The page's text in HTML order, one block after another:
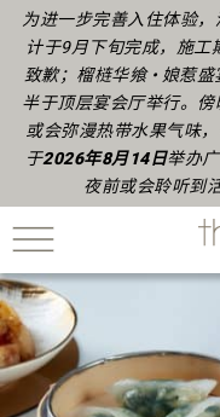
为进一步完善入住体验
计于9月下旬完成，施
致歉；榴梿华飨 • 娘惹
半于顶层宴会厅举行。
或会弥漫热带水果气味
于2026年8月14日举办
夜前或会聆听到